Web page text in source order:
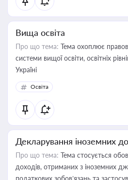
Вища освіта
Про що тема: Тема охоплює
системи вищої освіти, освітніх
Україні
Освіта
Декларування іноземних
Про що тема: Тема стосується
доходів, отриманих з іноземних
податкових зобов’язань та